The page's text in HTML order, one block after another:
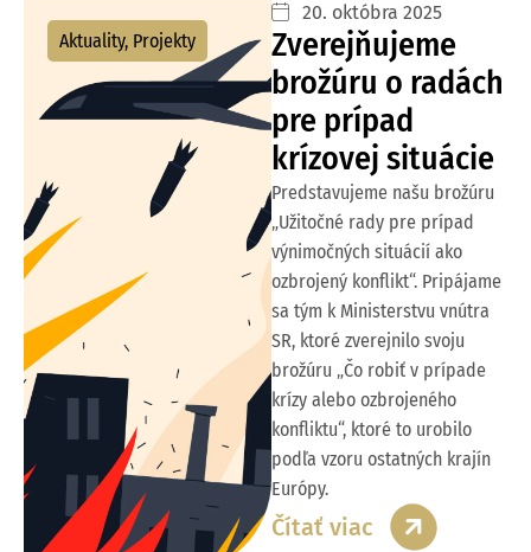
Aktuality, Projekty
20. októbra 2025
Zverejňujeme
brožúru o radách
pre prípad
krízovej situácie
Predstavujeme našu brožúru
„Užitočné rady pre prípad
výnimočných situácií ako
ozbrojený konflikt“. Pripájame
sa tým k Ministerstvu vnútra
SR, ktoré zverejnilo svoju
brožúru „Čo robiť v prípade
krízy alebo ozbrojeného
konfliktu“, ktoré to urobilo
podľa vzoru ostatných krajín
Európy.
Čítať viac